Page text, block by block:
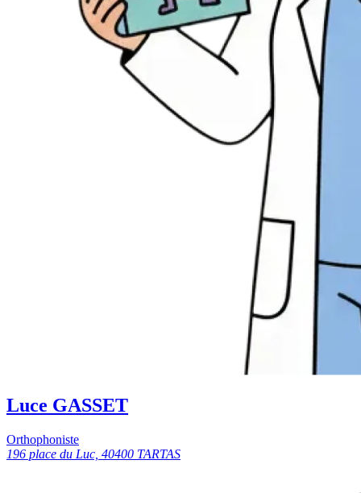
Luce GASSET
Orthophoniste
196 place du Luc, 40400 TARTAS